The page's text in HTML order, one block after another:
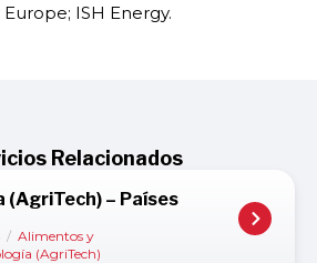
ISH Energy.
Relacionados
– Países
/ Alimentos y
(AgriTech)